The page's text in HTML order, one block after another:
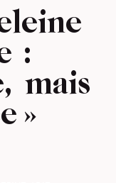
:
mais
»